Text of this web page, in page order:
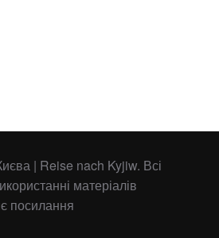
| Reise nach Kyjiw. Всі
матеріалів
посилання